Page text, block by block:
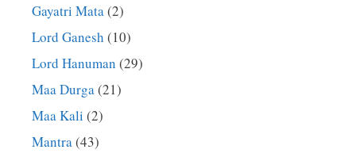
Gayatri Mata(2)
Lord Ganesh (10)
Lord Hanuman (29)
Maa Durga(21)
Maa Kali (2)
Mantra(43)